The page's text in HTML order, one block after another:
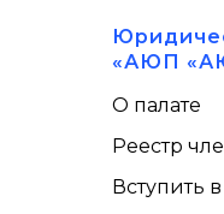
«АЮП
О палате
Реестр
Вступить